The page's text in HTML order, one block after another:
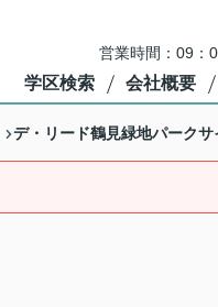
営業時間：09：
学区検索 会社概要
デ・リード鶴見緑地パークサ